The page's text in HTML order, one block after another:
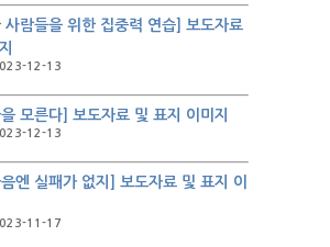
사람들을 위한 집중력 연습] 보도자료
12-13
모른다] 보도자료 및 표지 이미지
12-13
엔 실패가 없지] 보도자료 및 표지 이
11-17